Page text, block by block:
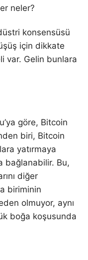
neler?
konsensüsü
için dikkate
var. Gelin bunlara
göre, Bitcoin
biri, Bitcoin
yatırmaya
bağlanabilir. Bu,
diğer
biriminin
olmuyor, aynı
boğa koşusunda